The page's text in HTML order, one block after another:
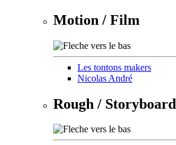
Motion / Film
Les tontons makers
Nicolas André
Rough / Storyboard